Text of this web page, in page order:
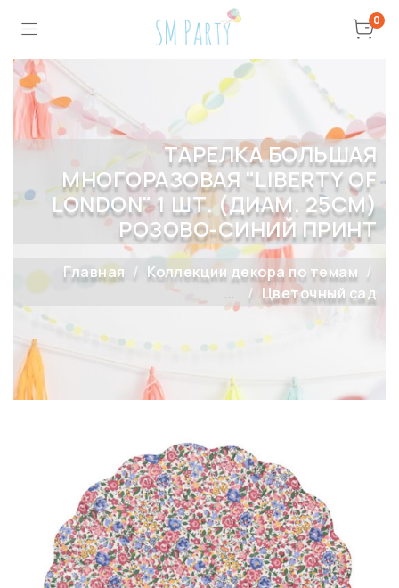
0
ТАРЕЛКА БОЛЬШАЯ
МНОГОРАЗОВАЯ "LIBERTY OF
LONDON" 1 ШТ. (ДИАМ. 25СМ)
РОЗОВО-СИНИЙ ПРИНТ
Главная
Коллекции декора по темам
...
Цветочный сад